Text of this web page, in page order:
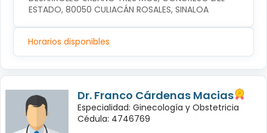
ESTADO, 80050 CULIACÁN ROSALES, SINALOA
Horarios disponibles
Dr. Franco Cárdenas Macias
Especialidad: Ginecología y Obstetricia
Cédula: 4746769